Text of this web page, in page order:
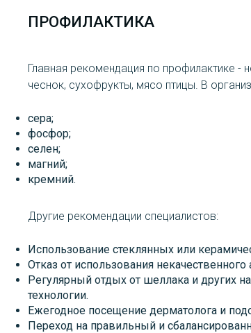
ПРОФИЛАКТИКА
Главная рекомендация по профилактике
чеснок, сухофрукты, мясо птицы. В
сера;
фосфор;
селен;
магний;
кремний.
Другие рекомендации специалистов:
Использование стеклянных или
Отказ от использования некачественного
Регулярный отдых от шеллака и других
технологии.
Ежегодное посещение дерматолога и
Переход на правильный и